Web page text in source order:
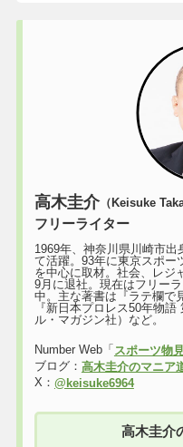
高木圭介（Keisuke
フリーライター
1969年、神奈川県川崎市
て活躍。93年に東京スポー
を中心に取材。社会、レジ
9月に退社。現在はフリー
中。主な著書は『ラテ欄で
『新日本プロレス50年物
ル・マガジン社）など。
Number Web「 スポーツ物
ブログ： 高木圭介のマニア
X： @keisuke6964
高木圭介